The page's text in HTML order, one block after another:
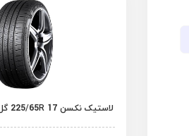
لاستیک نکسن 225/65R 17 گل Nfera Supreme